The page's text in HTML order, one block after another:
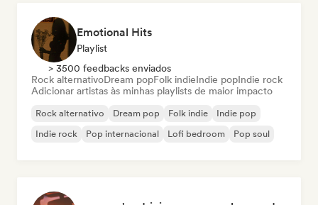
Emotional Hits
Playlist
> 3500 feedbacks enviados
Rock alternativoDream popFolk indieIndie popIndie rock
Adicionar artistas às minhas playlists de maior impacto
Rock alternativo Dream pop Folk indie
Indie pop
Indie rock
Pop internacional Lofi bedroom Pop soul